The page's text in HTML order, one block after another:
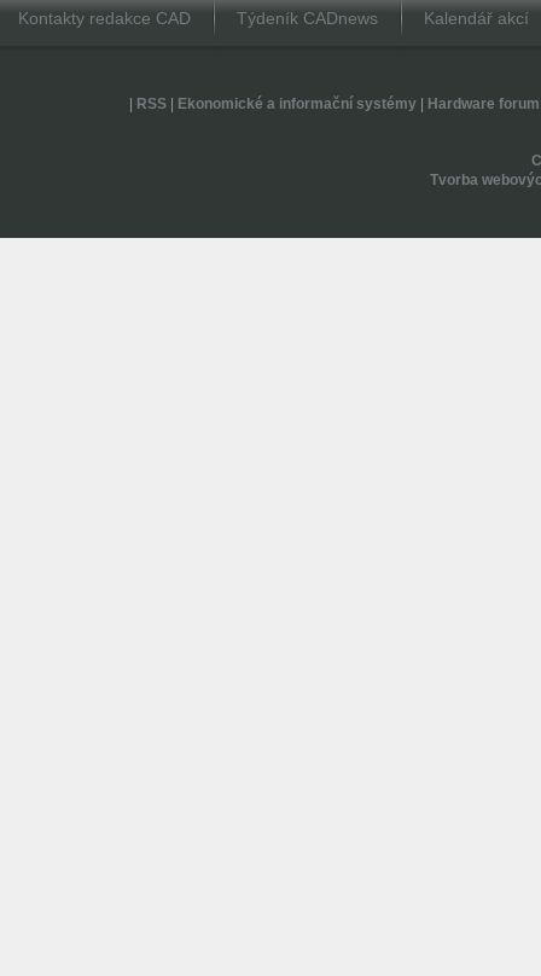
Kontakty redakce CAD Týdeník CADnews Kalendář akcí
RSS| Ekonomické a informační systémy| Hardware forum
Tvorba